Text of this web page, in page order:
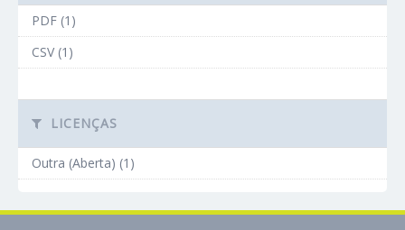
PDF (1)
CSV (1)
LICENÇAS
Outra (Aberta) (1)